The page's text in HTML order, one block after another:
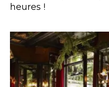
heures !